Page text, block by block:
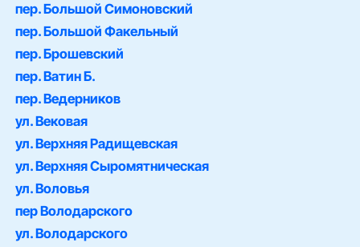
пер. Большой Симоновский
пер. Большой Факельный
пер. Брошевский
пер. Ватин Б.
пер. Ведерников
ул. Вековая
ул. Верхняя Радищевская
ул. Верхняя Сыромятническая
ул. Воловья
пер Володарского
ул. Володарского